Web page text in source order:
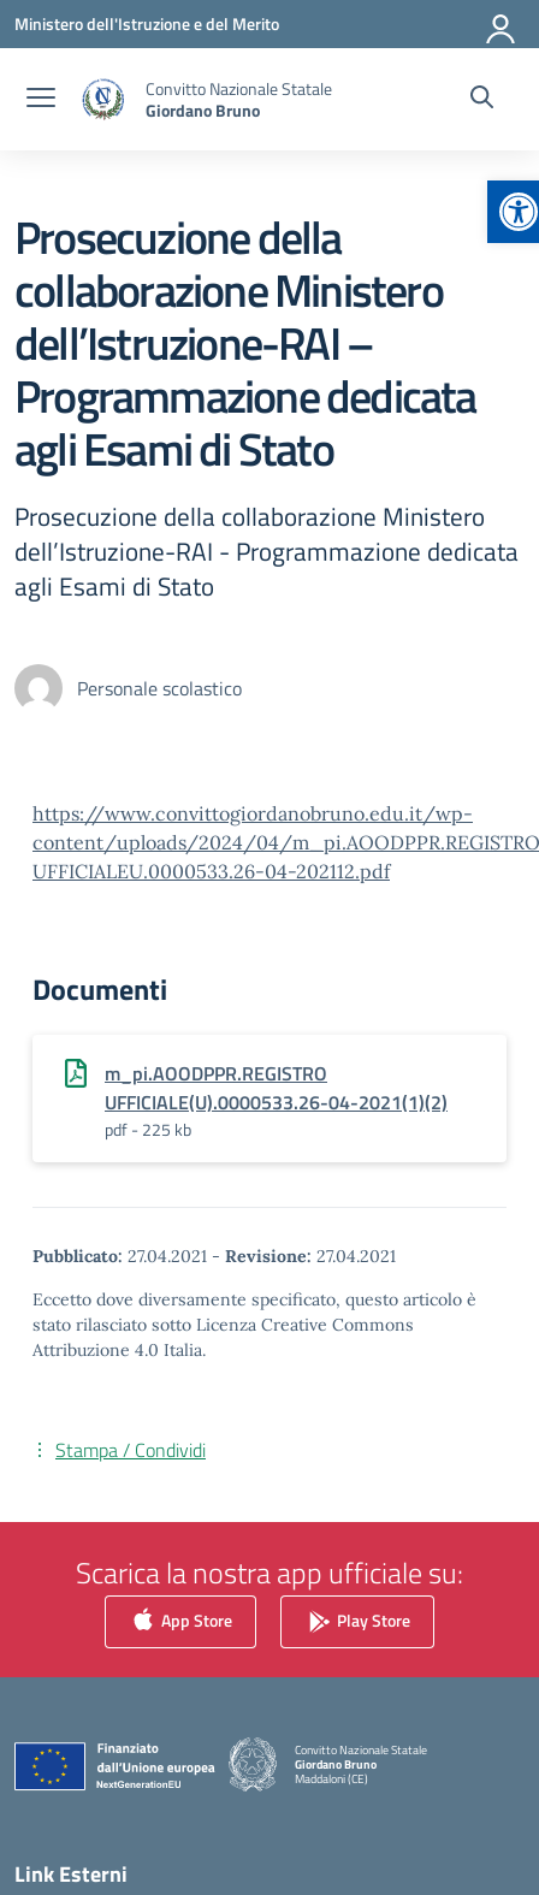
Vai ai contenuti
Vai al menu di navigazione
Vai al footer
Ministero dell'Istruzione e del Merito
Convitto Nazionale Statale
Giordano Bruno
Prosecuzione della
collaborazione Ministero
dell’Istruzione-RAI –
Programmazione dedicata
agli Esami di Stato
Prosecuzione della collaborazione Ministero
dell’Istruzione-RAI - Programmazione dedicata
agli Esami di Stato
Personale scolastico
https://www.convittogiordanobruno.edu.it/wp-
content/uploads/2024/04/
UFFICIALEU.0000533.26-04-202112.pdf
Documenti
m_pi.AOODPPR.REGISTRO
UFFICIALE(U).0000533.26-04-2021(1)(2)
pdf - 225 kb
Pubblicato: 27.04.2021 - Revisione: 27.04.2021
Eccetto dove diversamente specificato, questo articolo è
stato rilasciato sotto Licenza Creative Commons
Attribuzione 4.0 Italia.
Stampa / Condividi
Scarica la nostra app ufficiale su:
App Store Play Store
Convitto Nazionale Statale
Giordano Bruno
Maddaloni (CE)
Link Esterni